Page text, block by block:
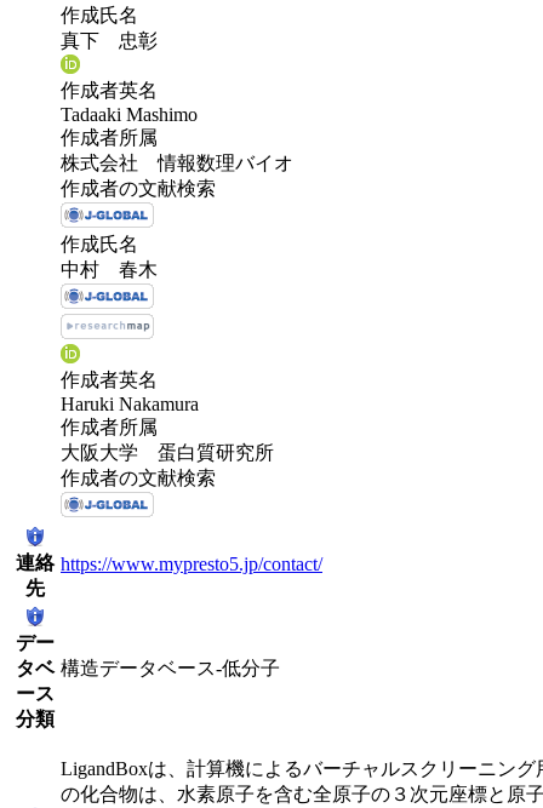
作成氏名
真下 忠彰
作成者英名
Tadaaki Mashimo
作成者所属
株式会社 情報数理バイオ
作成者の文献検索
作成氏名
中村 春木
作成者英名
Haruki Nakamura
作成者所属
大阪大学 蛋白質研究所
作成者の文献検索
連絡
先
https://www.mypresto5.jp/contact/
デー
タベ
ース
分類
構造データベース-低分子
LigandBoxは、計算機によるバーチャルスクリーニン
の化合物は、水素原子を含む全原子の３次元座標と原